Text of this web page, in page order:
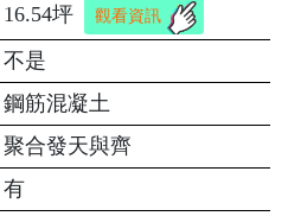
16.54坪 觀看資訊
不是
鋼筋混凝土
聚合發天與齊
有